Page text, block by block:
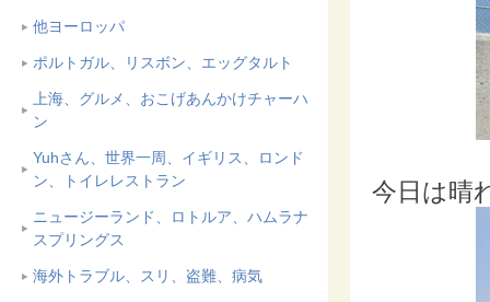
他ヨーロッパ
ポルトガル、リスボン、エッグタルト
上海、グルメ、おこげあんかけチャーハ
ン
Yuhさん、世界一周、イギリス、ロンド
ン、トイレレストラン
ニュージーランド、ロトルア、ハムラナ
スプリングス
海外トラブル、スリ、盗難、病気
今日は晴